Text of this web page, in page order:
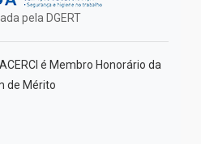
pela DGERT
é Membro Honorário da
de Mérito